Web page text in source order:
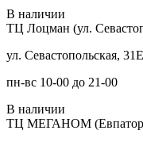
В наличии
ТЦ Лоцман (ул.
ул. Севастопольская, 31Е
пн-вс 10-00 до 21-00
В наличии
ТЦ МЕГАНОМ